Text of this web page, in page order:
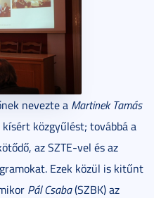
nevezte a Martinek Tamás
kísért közgyűlést; továbbá a
az SZTE-vel és az
Ezek közül is kitűnt
Pál Csaba(SZBK) az